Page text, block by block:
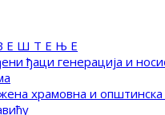
Е Ш Т Е Њ Е
ђаци генерација и
храмовна и општинска